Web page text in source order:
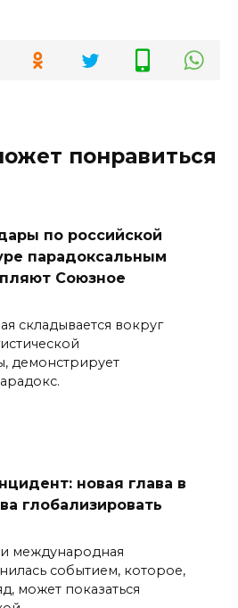
понравиться
по российской
парадоксальным
Союзное
складывается вокруг
демонстрирует
новая глава в
глобализировать
международная
событием, которое,
может показаться